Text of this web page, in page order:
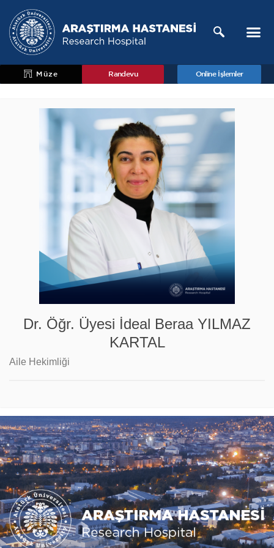
Müze Randevu Online İşlemler
Dr. Öğr. Üyesi İdeal Beraa YILMAZ
KARTAL
Aile Hekimliği